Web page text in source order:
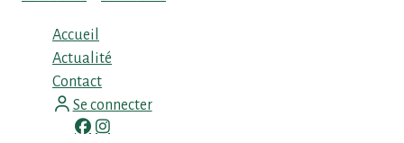
Accueil
Actualité
Contact
Se connecter
facebook
instagram